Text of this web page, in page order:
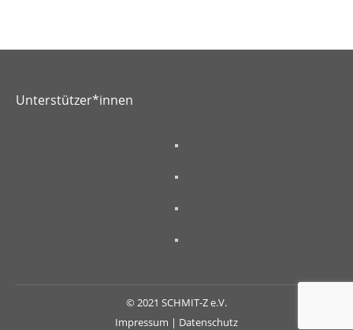
Unterstützer*innen
© 2021 SCHMIT-Z e.V.
Impressum | Datenschutz